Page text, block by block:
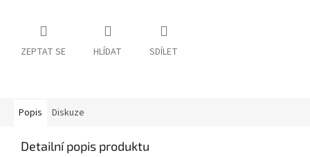
ZEPTAT SE HLÍDAT SDÍLET
Popis Diskuze
Detailní popis produktu